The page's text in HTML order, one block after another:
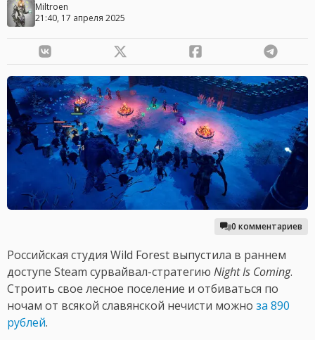
Miltroen
21:40, 17 апреля 2025
0 комментариев
Российская студия Wild Forest выпустила в раннем
доступе Steam сурвайвал-стратегию Night Is Coming.
Строить свое лесное поселение и отбиваться по
ночам от всякой славянской нечисти можно за 890
рублей.